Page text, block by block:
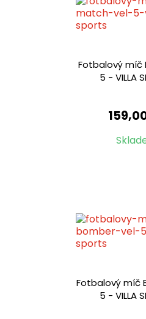
Fotbalový míč
5 - VILLA
Fotbalový míč
5 - VILLA